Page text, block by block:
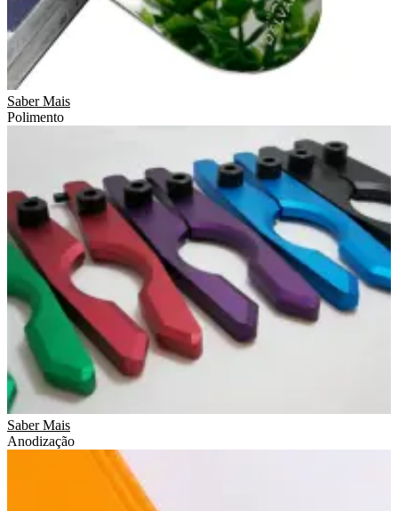
Saber Mais
Polimento
Saber Mais
Anodização